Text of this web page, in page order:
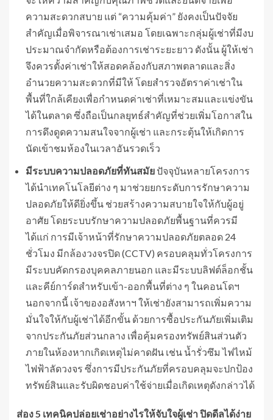
ความสะดวกสบาย แต่ “ความคุ้มค่า” ยังคงเป็นปัจจัย
สำคัญเมื่อพิจารณาเช่าเสมอ โดยเฉพาะกลุ่มผู้เช่าที่มีงบ
ประมาณจำกัดหรือต้องการเช่าระยะยาว ดังนั้น ผู้ให้เช่า
จึงควรตั้งค่าเช่าให้สอดคล้องกับสภาพตลาดและสิ่ง
อำนวยความสะดวกที่มีให้ โดยสำรวจอัตราค่าเช่าใน
พื้นที่ใกล้เคียงเพื่อกำหนดค่าเช่าที่เหมาะสมและแข่งขัน
ได้ในตลาด ซึ่งถือเป็นกลยุทธ์สำคัญที่ช่วยเพิ่มโอกาสใน
การดึงดูดความสนใจจากผู้เช่า และกระตุ้นให้เกิดการ
นัดเข้าชมห้องในเวลาอันรวดเร็ว
มีระบบความปลอดภัยที่ทันสมัยปัจจุบันหลายโครงการ
ได้นำเทคโนโลยีต่าง ๆ มาช่วยยกระดับการรักษาความ
ปลอดภัยให้ดียิ่งขึ้น ช่วยสร้างความสบายใจให้กับผู้อยู่
อาศัย โดยระบบรักษาความปลอดภัยพื้นฐานที่ควรมี
ได้แก่ การมีเจ้าหน้าที่รักษาความปลอดภัยตลอด 24
ชั่วโมง มีกล้องวงจรปิด (CCTV) ครอบคลุมทั่วโครงการ
มีระบบคัดกรองบุคคลภายนอก และมีระบบลิฟต์ล็อกชั้น
และคีย์การ์ดสำหรับเข้า-ออกพื้นที่ต่าง ๆ ในคอนโดฯ
นอกจากนี้ เจ้าของอสังหาฯ ให้เช่ายังสามารถเพิ่มความ
มั่นใจให้กับผู้เช่าได้อีกขั้น ด้วยการซื้อประกันภัยเพิ่มเติม
จากประกันภัยส่วนกลาง เพื่อคุ้มครองทรัพย์สินส่วนตัว
ภายในห้องหากเกิดเหตุไม่คาดฝัน เช่น น้ำรั่วซึม ไฟไหม้
ไฟฟ้าลัดวงจร ซึ่งการมีประกันภัยที่ครอบคลุมจะปกป้อง
ทรัพย์สินและรับผิดชอบค่าใช้จ่ายเมื่อเกิดเหตุดังกล่าวได้
ส่อง5 เทคนิคปล่อยเช่าอย่างไรให้จับใจผู้เช่า ปิดดีลได้ง่าย